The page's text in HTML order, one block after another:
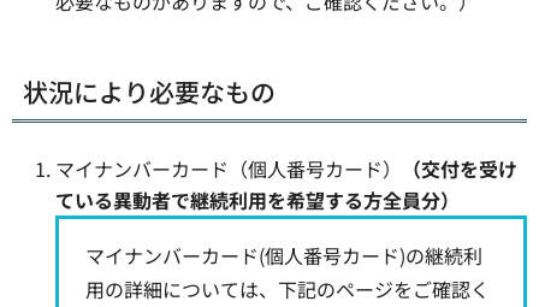
状況により必要なもの
マイナンバーカード（個人番号カード）
（交付を受け
ている異動者で継続利用を希望する方全員分）
マイナンバーカード(個人番号カード)の継続利
用の詳細については、下記のページをご確認く